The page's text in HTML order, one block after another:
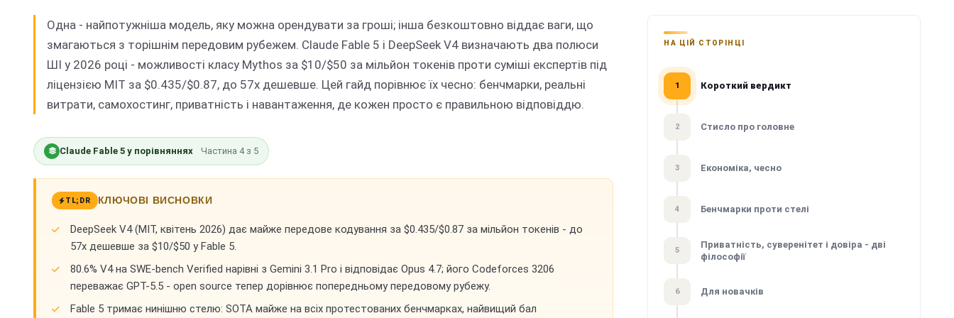
Одна - найпотужніша модель, яку можна орендувати за гроші; інша безкоштовно віддає ваги, що
змагаються з торішнім передовим рубежем. Claude Fable 5 і DeepSeek V4 визначають два полюси
ШІ у 2026 році - можливості класу Mythos за $10/$50 за мільйон токенів проти суміші експертів під
ліцензією MIT за $0.435/$0.87, до 57x дешевше. Цей гайд порівнює їх чесно: бенчмарки, реальні
витрати, самохостинг, приватність і навантаження, де кожен просто є правильною відповіддю.
Claude Fable 5 у порівняннях Частина 4 з 5
TL;DR КЛЮЧОВІ ВИСНОВКИ
DeepSeek V4 (MIT, квітень 2026) дає майже передове кодування за $0.435/$0.87 за мільйон токенів - до
57x дешевше за $10/$50 у Fable 5.
80.6% V4 на SWE-bench Verified нарівні з Gemini 3.1 Pro і відповідає Opus 4.7; його Codeforces 3206
переважає GPT-5.5 - open source тепер дорівнює попередньому передовому рубежу.
Fable 5 тримає нинішню стелю: SOTA майже на всіх протестованих бенчмарках, найвищий бал
НА ЦІЙ СТОРІНЦІ
1 Короткий вердикт
2 Стисло про головне
3 Економіка, чесно
4 Бенчмарки проти стелі
5
Приватність, суверенітет і довіра - дві
філософії
6 Для новачків